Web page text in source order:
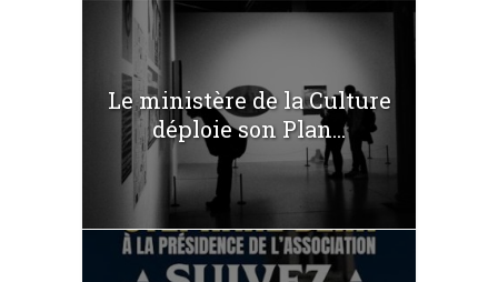
Le ministère de la Culture
déploie son Plan...